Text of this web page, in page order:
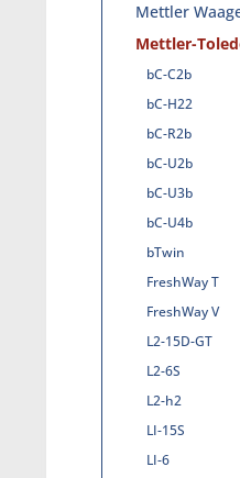
Mettler
Mettler-
bC-C2b
bC-H22
bC-R2b
bC-U2b
bC-U3b
bC-U4b
bTwin
FreshWay T
FreshWay V
L2-15D-GT
L2-6S
L2-h2
LI-15S
LI-6